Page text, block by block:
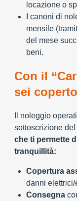
locazione o
I canoni di
mensile
del mese
beni.
Con il
sei
Il noleggio
sottoscrizione del
che ti permette
tranquillità:
Copertura
danni
Consegna